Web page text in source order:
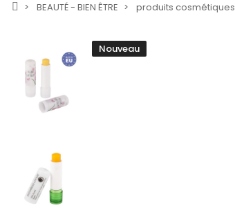
BEAUTÉ - BIEN ÊTRE produits cosmétiques
Nouveau